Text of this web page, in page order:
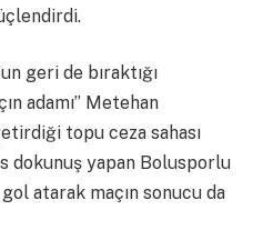
geri de bıraktığı
adamı” Metehan
topu ceza sahası
dokunuş yapan Bolusporlu
atarak maçın sonucu da